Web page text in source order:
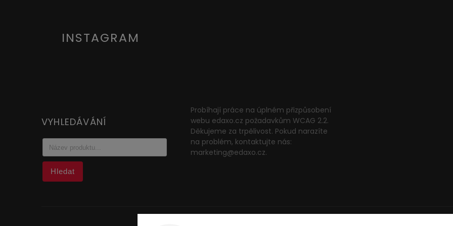
INSTAGRAM
VYHLEDÁVÁNÍ
Hledat
Probíhají práce na úplném přizpůsobení
webu edaxo.cz požadavkům WCAG 2.2.
Děkujeme za trpělivost. Pokud narazíte
na problém, kontaktujte nás:
marketing@edaxo.cz.